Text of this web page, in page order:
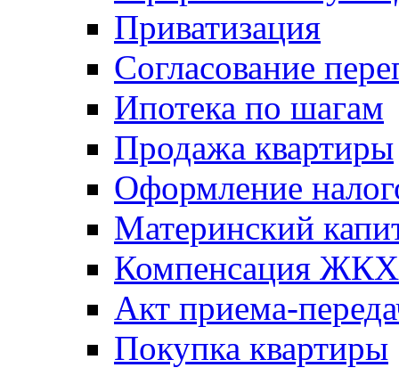
Приватизация
Согласование
Ипотека по шагам
Продажа квартиры
Оформление
Материнский
Компенсация ЖКХ
Акт приема-
Покупка квартиры